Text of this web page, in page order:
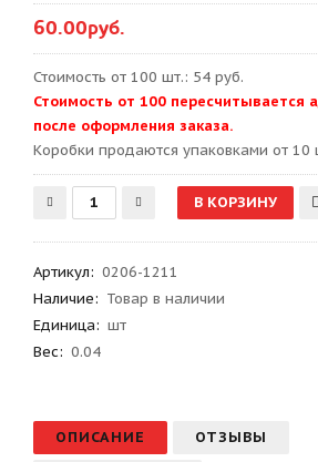
60.00руб.
Стоимость от 100 шт.: 54 руб.
Стоимость от 100 пересчитывается
после оформления заказа.
Kоробки продаются упаковками от 10
Артикул: 0206-1211
Наличие: Товар в наличии
Единица: шт
Вес: 0.04
ОПИСАНИЕ ОТЗЫВЫ